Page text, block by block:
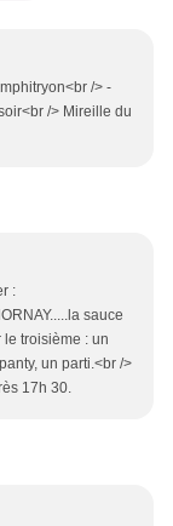
/> -
/> Mireille du
:
sauce
troisième : un
un parti.<br />
17h 30.